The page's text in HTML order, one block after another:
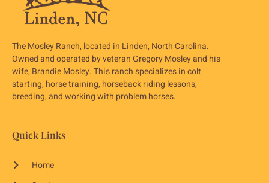
The Mosley Ranch, located in Linden, North Carolina.
Owned and operated by veteran Gregory Mosley and his
wife, Brandie Mosley. This ranch specializes in colt
starting, horse training, horseback riding lessons,
breeding, and working with problem horses.
Quick Links
Home